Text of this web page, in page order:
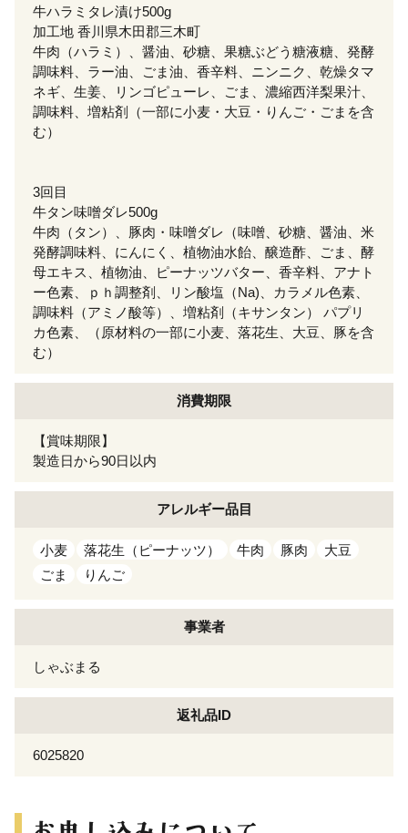
牛ハラミタレ漬け500g
加工地 香川県木田郡三木町
牛肉（ハラミ）、醤油、砂糖、果糖ぶどう糖液糖、発酵
調味料、ラー油、ごま油、香辛料、ニンニク、乾燥タマ
ネギ、生姜、リンゴピューレ、ごま、濃縮西洋梨果汁、
調味料、増粘剤（一部に小麦・大豆・りんご・ごまを含
む）
3回目
牛タン味噌ダレ500g
牛肉（タン）、豚肉・味噌ダレ（味噌、砂糖、醤油、米
発酵調味料、にんにく、植物油水飴、醸造酢、ごま、酵
母エキス、植物油、ピーナッツバター、香辛料、アナト
ー色素、ｐｈ調整剤、リン酸塩（Na)、カラメル色素、
調味料（アミノ酸等）、増粘剤（キサンタン） パプリ
カ色素、（原材料の一部に小麦、落花生、大豆、豚を含
む）
消費期限
【賞味期限】
製造日から90日以内
アレルギー品目
小麦 落花生（ピーナッツ） 牛肉 豚肉
大豆
ごま
りんご
事業者
しゃぶまる
返礼品ID
6025820